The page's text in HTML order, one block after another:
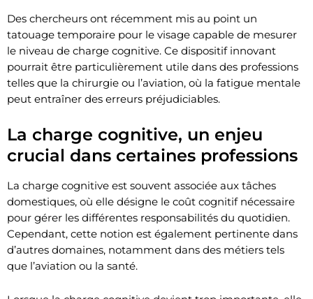
Des chercheurs ont récemment mis au point un
tatouage temporaire pour le visage capable de mesurer
le niveau de charge cognitive. Ce dispositif innovant
pourrait être particulièrement utile dans des professions
telles que la chirurgie ou l’aviation, où la fatigue mentale
peut entraîner des erreurs préjudiciables.
La charge cognitive, un enjeu
crucial dans certaines professions
La charge cognitive est souvent associée aux tâches
domestiques, où elle désigne le coût cognitif nécessaire
pour gérer les différentes responsabilités du quotidien.
Cependant, cette notion est également pertinente dans
d’autres domaines, notamment dans des métiers tels
que l’aviation ou la santé.